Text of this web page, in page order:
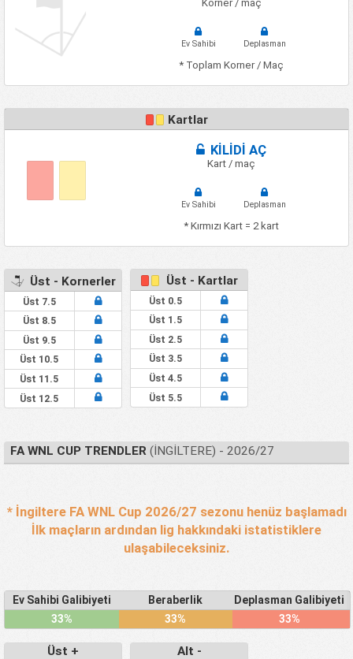
Korner / maç
Ev Sahibi Deplasman
* Toplam Korner / Maç
Kartlar
KİLİDİ AÇ
Kart / maç
Ev Sahibi Deplasman
* Kırmızı Kart = 2 kart
Üst - Kornerler
Üst 7.5
Üst 8.5
Üst 9.5
Üst 10.5
Üst 11.5
Üst 12.5
Üst - Kartlar
Üst 0.5
Üst 1.5
Üst 2.5
Üst 3.5
Üst 4.5
Üst 5.5
FA WNL CUP TRENDLER(İNGILTERE) - 2026/27
* İngiltere FA WNL Cup 2026/27 sezonu henüz başlamadı
İlk maçların ardından lig hakkındaki istatistiklere
ulaşabileceksiniz.
Ev Sahibi Galibiyeti Beraberlik
Deplasman Galibiyeti
33%
33% 33%
Üst + Alt -